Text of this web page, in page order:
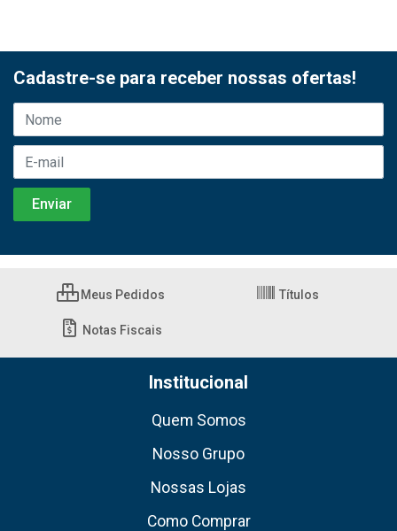
Cadastre-se para receber nossas ofertas!
Meus Pedidos Títulos
Notas Fiscais
Institucional
Quem Somos
Nosso Grupo
Nossas Lojas
Como Comprar